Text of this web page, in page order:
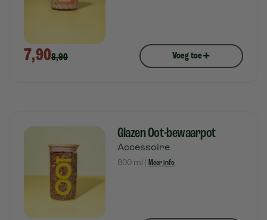
7,908,90 Voeg toe+
Glazen Oot-bewaarpot
Accessoire
800 ml | Meer info